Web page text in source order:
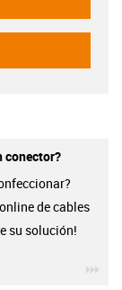
conector?
de cables
su solución!